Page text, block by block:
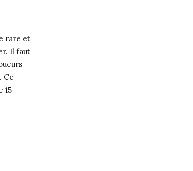
rare et
Il faut
Ce
15